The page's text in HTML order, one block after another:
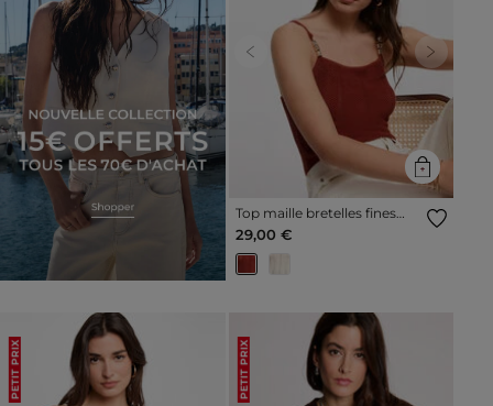
Previous Next
Top maille bretelles fines
marron cognac femme
29,00 €
PETIT PRIX PETIT PRIX